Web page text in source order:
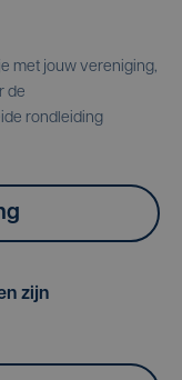
met jouw vereniging,
de
rondleiding
zijn